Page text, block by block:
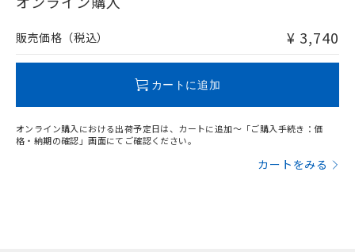
問い合わせください。
販売価格（税込） ¥ 3,740
カートに追加
オンライン購入における出荷予定日は、カートに追加～「ご購入手続き：価
格・納期の確認」画面にてご確認ください。
カートをみる